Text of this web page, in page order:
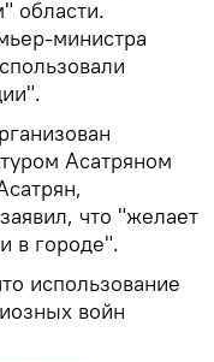
области.
министра
Асатряном
что "желает
в городе".
использование
войн